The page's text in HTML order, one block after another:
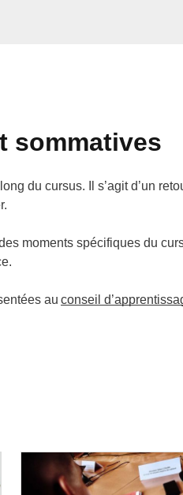
sommatives
du cursus. Il s’agit d’un
moments spécifiques du
au conseil